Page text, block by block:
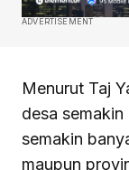
ADVERTISEMENT
Menurut Taj
desa
semakin
maupun